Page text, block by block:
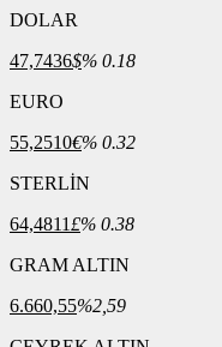
DOLAR
47,7436$% 0.18
EURO
55,2510€% 0.32
STERLİN
64,4811£% 0.38
GRAM ALTIN
6.660,55%2,59